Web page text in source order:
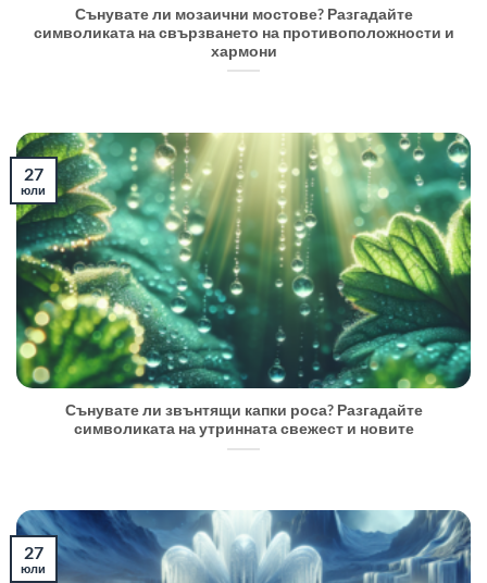
Сънувате ли мозаични мостове? Разгадайте
символиката на свързването на противоположности и
хармони
Сънувате ли звънтящи капки роса? Разгадайте
символиката на утринната свежест и новите
27
юли
27
юли